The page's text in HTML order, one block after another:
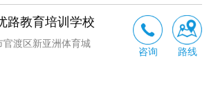
路教育培训学校
官渡区新亚洲体育城
咨询 路线